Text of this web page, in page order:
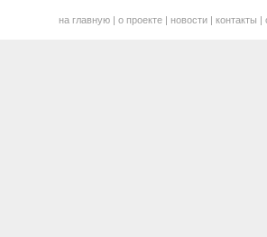
на главную| о проекте| новости| контакты |